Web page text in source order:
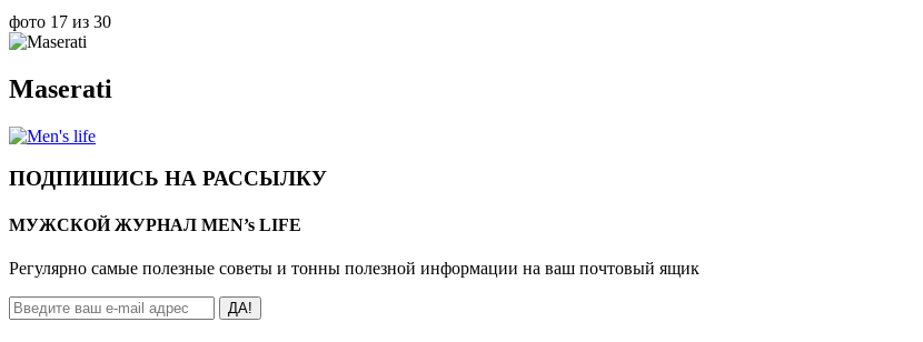
фото 17 из 30
Maserati
ПОДПИШИСЬ НА РАССЫЛКУ
МУЖСКОЙ ЖУРНАЛ MEN’s LIFE
Регулярно самые полезные советы и тонны полезной информации на ваш почтовый ящик
ДА!